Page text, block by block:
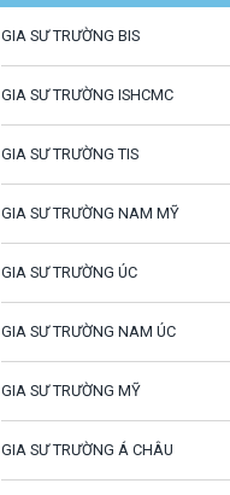
GIA SƯ TRƯỜNG BIS
GIA SƯ TRƯỜNG ISHCMC
GIA SƯ TRƯỜNG TIS
GIA SƯ TRƯỜNG NAM MỸ
GIA SƯ TRƯỜNG ÚC
GIA SƯ TRƯỜNG NAM ÚC
GIA SƯ TRƯỜNG MỸ
GIA SƯ TRƯỜNG Á CHÂU